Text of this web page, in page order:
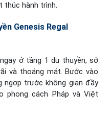
thúc hành trình.
Genesis Regal
ở tầng 1 du thuyền, sở
và thoáng mát. Bước vào
ngợp trước không gian đầy
phong cách Pháp và Việt